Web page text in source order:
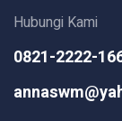
Hubungi Kami
0821-2222-